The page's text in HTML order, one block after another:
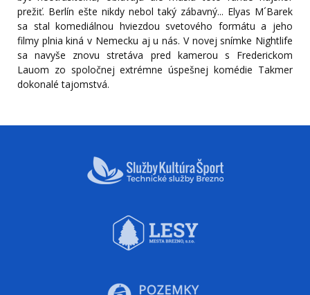
prežiť. Berlín ešte nikdy nebol taký zábavný... Elyas M´Barek
sa stal komediálnou hviezdou svetového formátu a jeho
filmy plnia kiná v Nemecku aj u nás. V novej snímke Nightlife
sa navyše znovu stretáva pred kamerou s Frederickom
Lauom zo spoločnej extrémne úspešnej komédie Takmer
dokonalé tajomstvá.